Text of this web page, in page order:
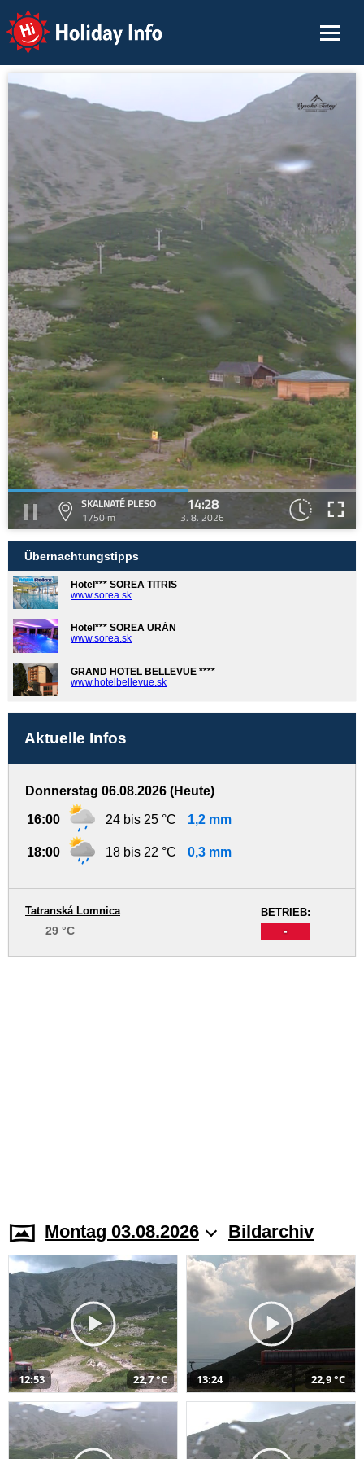
Holiday Info
SKALNATÉ PLESO
1750 m
14:28
3. 8. 2026
Übernachtungstipps
Hotel*** SOREA TITRIS
www.sorea.sk
Hotel*** SOREA URÁN
www.sorea.sk
GRAND HOTEL BELLEVUE ****
www.hotelbellevue.sk
Aktuelle Infos
Donnerstag 06.08.2026 (Heute)
16:00 24 bis 25 °C 1,2 mm
18:00 18 bis 22 °C 0,3 mm
BETRIEB:
-
Tatranská Lomnica
29 °C
Montag 03.08.2026 Bildarchiv
12:53 22,7 °C 13:24 22,9 °C